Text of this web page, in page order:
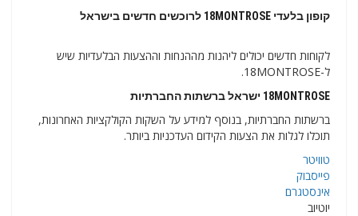
קופון בלעדי 18MONTROSE לרוכשים חדשים בישראל
לקוחות חדשים יכולים ליהנות מההנחות וההצעות הבלעדיות שיש
ל-18MONTROSE.
18MONTROSE ישראל ברשתות החברתיות
ברשתות החברתיות, בנוסף למידע על השקות הקולקציות האחרונות,
תוכלו לגלות את הצעות הקידום העדכניות ביותר.
טוויטר
פייסבוק
אינסטגרם
יוטיוב